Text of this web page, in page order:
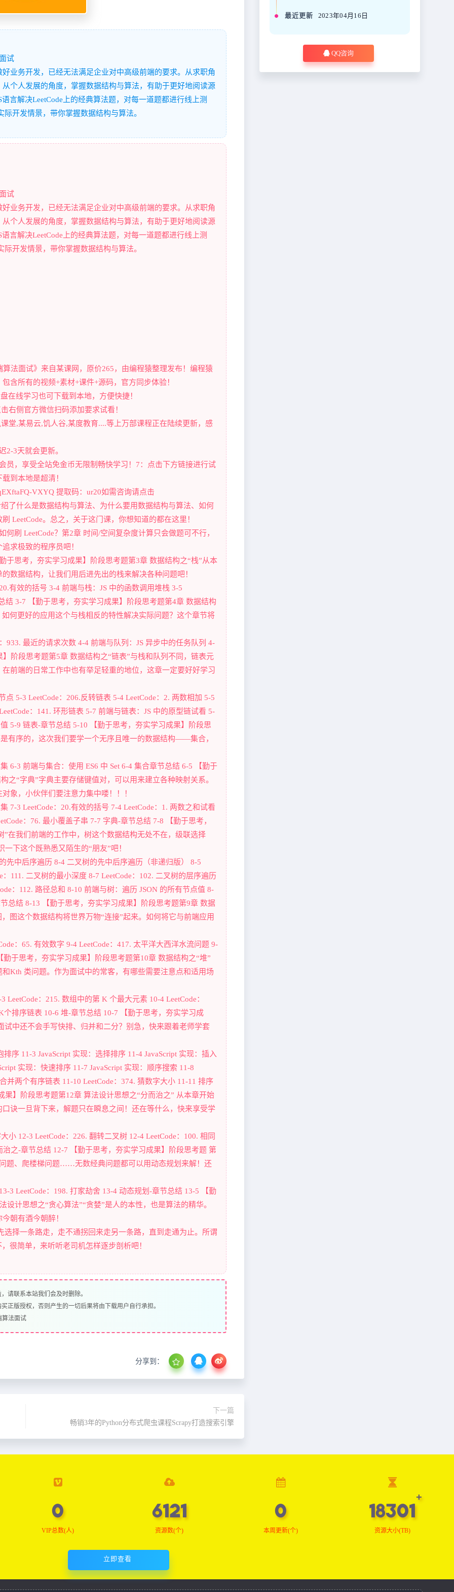
试
业务开发，已经无法满足企业对中高级前端的要求。从求职角
个人发展的角度，掌握数据结构与算法，有助于更好地阅读源
言解决LeetCode上的经典算法题，对每一道题都进行线上测
开发情景，带你掌握数据结构与算法。
试
业务开发，已经无法满足企业对中高级前端的要求。从求职角
个人发展的角度，掌握数据结构与算法，有助于更好地阅读源
言解决LeetCode上的经典算法题，对每一道题都进行线上测
开发情景，带你掌握数据结构与算法。
法面试》来自某课网，原价265，由编程猿整理发布！编程猿
含所有的视频+素材+课件+源码，官方同步体验！
在线学习也可下载到本地，方便快捷！
右侧官方微信扫码添加要求试看！
堂,某易云,饥人谷,某度教育....等上万部课程正在陆续更新，感
2-3天就会更新。
员，享受全站免金币无限制畅快学习！7：点击下方链接进行试
到本地是超清！
VXYQ 提取码：ur20如需咨询请点击
了什么是数据结构与算法、为什么要用数据结构与算法、如何
LeetCode。总之，关于这门课，你想知道的都在这里！
刷 LeetCode？第2章 时间/空间复杂度计算只会做题可不行，
求极致的程序员吧！
于思考，夯实学习成果】阶段思考题第3章 数据结构之“栈”从本
数据结构，让我们用后进先出的栈来解决各种问题吧！
有效的括号 3-4 前端与栈：JS 中的函数调用堆栈 3-5
结 3-7 【勤于思考，夯实学习成果】阶段思考题第4章 数据结构
何更好的应用这个与栈相反的特性解决实际问题？这个章节将
933. 最近的请求次数 4-4 前端与队列：JS 异步中的任务队列 4-
阶段思考题第5章 数据结构之“链表”与栈和队列不同，链表元
前端的日常工作中也有举足轻重的地位，这章一定要好好学习
5-3 LeetCode：206.反转链表 5-4 LeetCode：2. 两数相加 5-5
：141. 环形链表 5-7 前端与链表：JS 中的原型链试看 5-
5-9 链表-章节总结 5-10 【勤于思考，夯实学习成果】阶段思
有序的，这次我们要学一个无序且唯一的数据结构——集合，
6-3 前端与集合：使用 ES6 中 Set 6-4 集合章节总结 6-5 【勤于
之“字典”字典主要存储键值对，可以用来建立各种映射关系。
象，小伙伴们要注意力集中喽！！！
7-3 LeetCode：20.有效的括号 7-4 LeetCode：1. 两数之和试看
：76. 最小覆盖子串 7-7 字典-章节总结 7-8 【勤于思考，
在我们前端的工作中，树这个数据结构无处不在，级联选择
下这个既熟悉又陌生的“朋友”吧！
先中后序遍历 8-4 二叉树的先中后序遍历（非递归版） 8-5
111. 二叉树的最小深度 8-7 LeetCode：102. 二叉树的层序遍历
：112. 路径总和 8-10 前端与树：遍历 JSON 的所有节点值 8-
总结 8-13 【勤于思考，夯实学习成果】阶段思考题第9章 数据
图这个数据结构将世界万物“连接”起来。如何将它与前端应用
：65. 有效数字 9-4 LeetCode：417. 太平洋大西洋水流问题 9-
于思考，夯实学习成果】阶段思考题第10章 数据结构之“堆”
Kth 类问题。作为面试中的常客，有哪些需要注意点和适用场
LeetCode：215. 数组中的第 K 个最大元素 10-4 LeetCode：
个排序链表 10-6 堆-章节总结 10-7 【勤于思考，夯实学习成
试中还不会手写快排、归并和二分？别急，快来跟着老师学套
序 11-3 JavaScript 实现：选择排序 11-4 JavaScript 实现：插入
实现：快速排序 11-7 JavaScript 实现：顺序搜索 11-8
并两个有序链表 11-10 LeetCode：374. 猜数字大小 11-11 排序
】阶段思考题第12章 算法设计思想之“分而治之” 从本章开始
诀一旦背下来，解题只在瞬息之间！还在等什么，快来享受学
小 12-3 LeetCode：226. 翻转二叉树 12-4 LeetCode：100. 相同
治之-章节总结 12-7 【勤于思考，夯实学习成果】阶段思考题 第
题、爬楼梯问题……无数经典问题都可以用动态规划来解！还
3 LeetCode：198. 打家劫舍 13-4 动态规划-章节总结 13-5 【勤
计思想之“贪心算法”“贪婪”是人的本性，也是算法的精华。
朝有酒今朝醉！
选择一条路走，走不通拐回来走另一条路，直到走通为止。所谓
很简单，来听听老司机怎样逐步剖析吧！
请联系本站我们会及时删除。
正版授权，否则产生的一切后果将由下载用户自行承担。
算法面试
分享到：
下一篇
畅销3年的Python分布式爬虫课程Scrapy打造搜索引擎
最近更新 2023年04月16日
QQ咨询
0
VIP总数(人)
6180
资源数(个)
0
本周更新(个)
18480
资源大小(TB)
立即查看